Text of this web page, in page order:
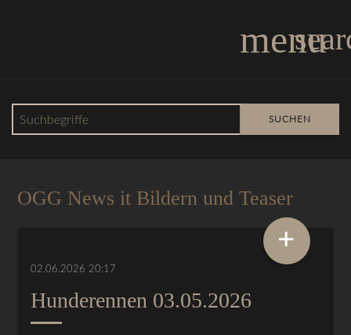
menu
Suchbegriffe SUCHEN
OGG News
OGG News it Bildern und Teaser
02.06.2026 20:17
Hunderennen 03.05.2026
+